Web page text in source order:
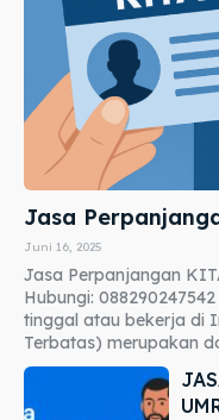
Jasa
Juni 16, 2025
Jasa Perpanjangan
Hubungi:
tinggal atau bekerja di
Terbatas) merupakan